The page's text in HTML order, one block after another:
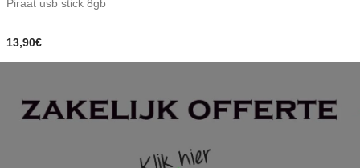
Piraat usb stick 8gb
13,90€